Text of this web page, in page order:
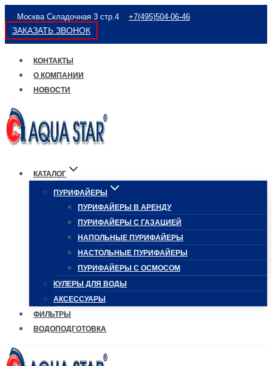
Перейти
к
содержимому
Москва Складочная 3 стр.4 +7(495)504-06-46
ЗАКАЗАТЬ ЗВОНОК
КОНТАКТЫ
О КОМПАНИИ
НОВОСТИ
КАТАЛОГ
ПУРИФАЙЕРЫ
ПУРИФАЙЕРЫ В АРЕНДУ
ПУРИФАЙЕРЫ С ГАЗАЦИЕЙ
НАПОЛЬНЫЕ ПУРИФАЙЕРЫ
НАСТОЛЬНЫЕ ПУРИФАЙЕРЫ
ПУРИФАЙЕРЫ С ОСМОСОМ
КУЛЕРЫ ДЛЯ ВОДЫ
АКСЕССУАРЫ
ФИЛЬТРЫ
ВОДОПОДГОТОВКА